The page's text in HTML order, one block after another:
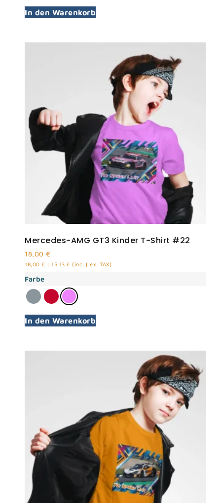
In den Warenkorb
Mercedes-AMG GT3 Kinder T-Shirt #22
18,00 €
18,00 € | 15,13 € (inc. | ex. TAX)
Farbe
In den Warenkorb